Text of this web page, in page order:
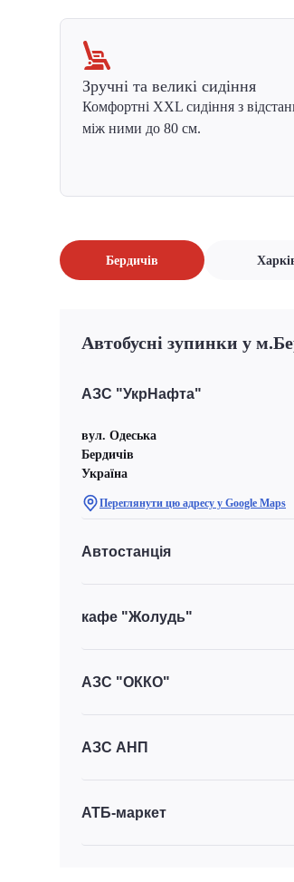
Зручні та великі сидіння
Комфортні XXL сидіння з
між ними до 80 см.
Бердичів
Автобусні зупинки у
АЗС "УкрНафта"
вул. Одеська
Бердичів
Україна
Переглянути цю адресу у Google Maps
Автостанція
кафе "Жолудь"
АЗС "ОККО"
АЗС АНП
АТБ-маркет